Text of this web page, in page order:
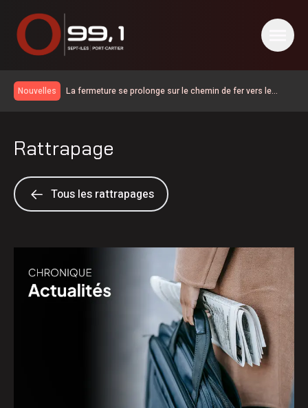
Nouvelles
La fermeture se prolonge sur le chemin de fer vers le
Gaspésie via Anticosti
600 embarcations vérifiées lors de l’Opération nationale
concertée en sécurité nautique de la SQ
nombreux feux de forêt dans le nord
Saisie à Sept-Îles de stupéfiants destinés à la Minganie
Report du scrutin d’au moins une semaine à Nutashkuan |
Les fortes pluies ont causé la fermeture préventive du
chemin de fer QNS&L au nord de Sept-Îles
Des anomalies dans le processus électoral dans la
communauté de Nutashkuan
Rattrapage
Tous les rattrapages